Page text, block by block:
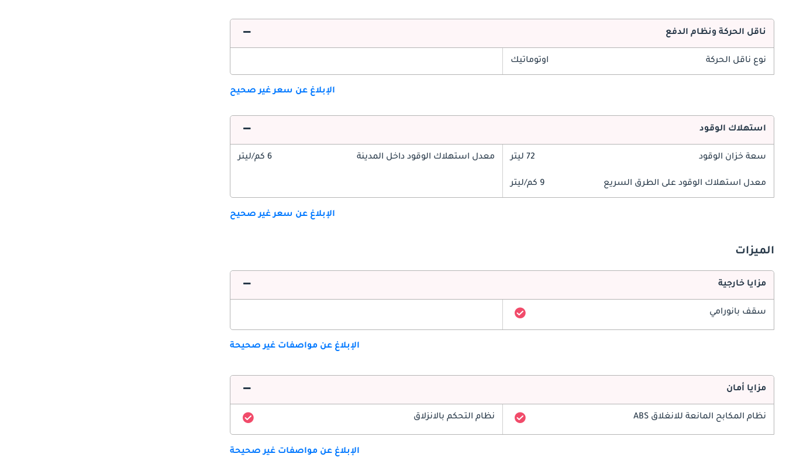
ناقل الحركة ونظام الدفع
نوع ناقل الحركة اوتوماتيك
الإبلاغ عن سعر غير صحيح
استهلاك الوقود
سعة خزان الوقود 72 ليتر معدل استهلاك الوقود داخل المدينة 6 كم/ليتر
معدل استهلاك الوقود على الطرق السريع 9 كم/ليتر
الإبلاغ عن سعر غير صحيح
الميزات
مزايا خارجية
سقف بانورامي
الإبلاغ عن مواصفات غير صحيحة
مزايا أمان
نظام المكابح المانعة للانغلاق ABS نظام التحكم بالانزلاق
الإبلاغ عن مواصفات غير صحيحة